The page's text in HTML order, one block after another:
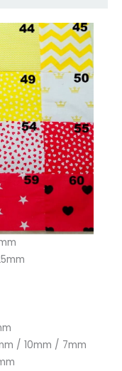
/ 10mm / 7mm